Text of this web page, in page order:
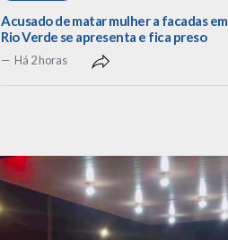
Acusado de matar mulher a facadas em
Rio Verde se apresenta e fica preso
Há 2 horas